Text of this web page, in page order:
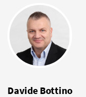
Davide Bottino